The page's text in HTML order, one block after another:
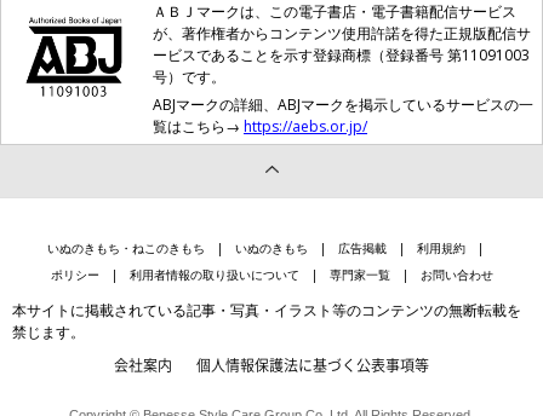
ＡＢＪマークは、この電子書店・電子書籍配信サービス
が、著作権者からコンテンツ使用許諾を得た正規版配信サ
ービスであることを示す登録商標（登録番号 第11091003
号）です。
ABJマークの詳細、ABJマークを掲示しているサービスの一
覧はこちら→ https://aebs.or.jp/
いぬのきもち・ねこのきもち いぬのきもち 広告掲載
利用規約
ポリシー
利用者情報の取り扱いについて 専門家一覧 お問い合わせ
本サイトに掲載されている記事・写真・イラスト等のコンテンツの無断転載を
禁じます。
会社案内 個人情報保護法に基づく公表事項等